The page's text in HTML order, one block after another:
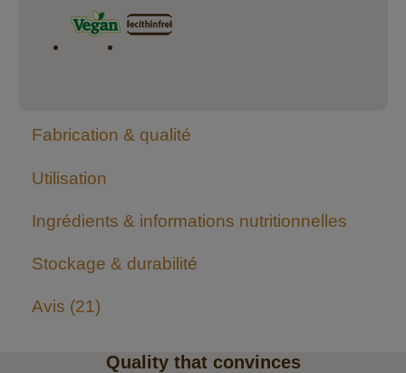
Fabrication & qualité
Utilisation
Ingrédients & informations nutritionnelles
Stockage & durabilité
Avis 21
Quality that convinces